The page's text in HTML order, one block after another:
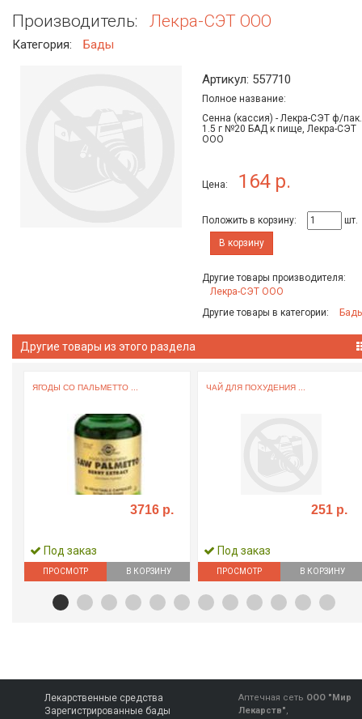
Производитель: Лекра-СЭТ ООО
Категория: Бады
Артикул: 557710
Полное название:
Сенна (кассия) - Лекра-СЭТ ф/пак.
1.5 г №20 БАД к пище, Лекра-СЭТ
ООО
Цена: 164 р.
Положить в корзину:
шт.
В корзину
Другие товары производителя:
Лекра-СЭТ ООО
Другие товары в категории:
Другие товары из этого раздела
ЯГОДЫ СО ПАЛЬМЕТТО ...
3716 р.
Под заказ
ПРОСМОТР В КОРЗИНУ
ЧАЙ ДЛЯ ПОХУДЕНИЯ ...
251 р.
Под заказ
ПРОСМОТР В КОРЗИНУ
Лекарственные средства
Зарегистрированные бады
Аптечная сеть ООО "Мир
Лекарств",